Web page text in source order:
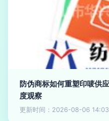
防伪商标如何重塑印唛供
度观察
更新时间：2026-08-06